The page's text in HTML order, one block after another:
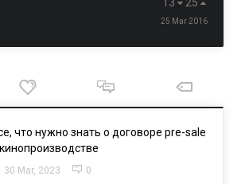
25 Mar 2016
что нужно знать о договоре pre-sale
30 Mar, 2023 0